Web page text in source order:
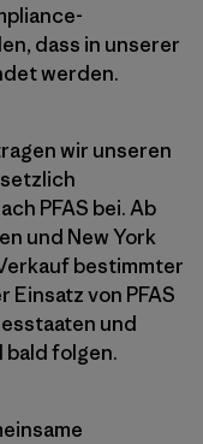
dass in unserer
werden.
wir unseren
PFAS bei. Ab
und New York
bestimmter
von PFAS
und
bald folgen.